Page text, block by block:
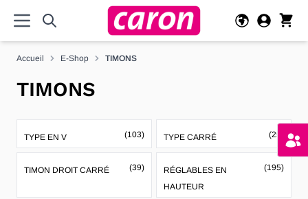
Accueil E-Shop TIMONS
TIMONS
TYPE EN V (103) TYPE CARRÉ (25)
TIMON DROIT CARRÉ (39)
RÉGLABLES EN
HAUTEUR
(195)